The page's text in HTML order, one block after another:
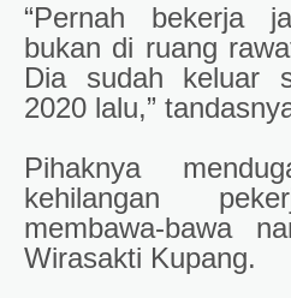
“Pernah bekerja
bukan di ruang
Dia sudah keluar
2020 lalu,”
Pihaknya
kehilangan
membawa-bawa
Wirasakti Kupang.